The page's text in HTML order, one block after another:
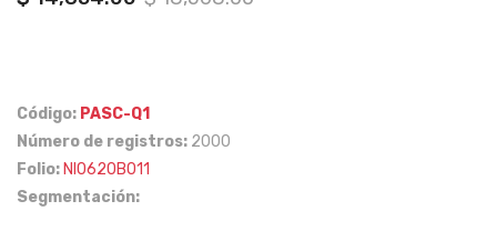
Código: PASC-Q1
Número de registros: 2000
Folio: NI0620B011
Segmentación: